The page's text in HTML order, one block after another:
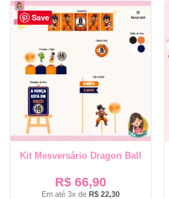
Save
Kit Mesversário Dragon Ball
R$ 66,90
Em até 3x de R$ 22,30